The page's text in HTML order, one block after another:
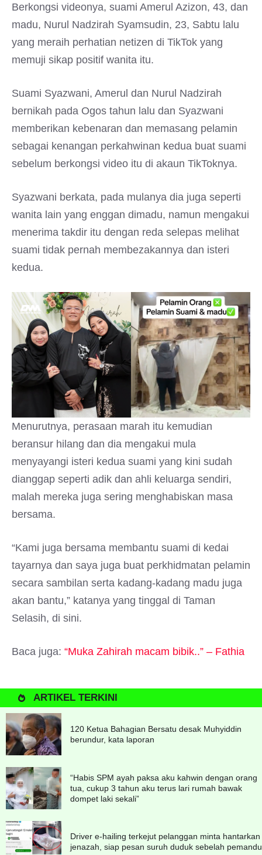
Berkongsi videonya, suami Amerul Azizon, 43, dan
madu, Nurul Nadzirah Syamsudin, 23, Sabtu lalu
yang meraih perhatian netizen di TikTok yang
memuji sikap positif wanita itu.
Suami Syazwani, Amerul dan Nurul Nadzirah
bernikah pada Ogos tahun lalu dan Syazwani
memberikan kebenaran dan memasang pelamin
sebagai kenangan perkahwinan kedua buat suami
sebelum berkongsi video itu di akaun TikToknya.
Syazwani berkata, pada mulanya dia juga seperti
wanita lain yang enggan dimadu, namun mengakui
menerima takdir itu dengan reda selepas melihat
suami tidak pernah membezakannya dan isteri
kedua.
Menurutnya, perasaan marah itu kemudian
beransur hilang dan dia mengakui mula
menyayangi isteri kedua suami yang kini sudah
dianggap seperti adik dan ahli keluarga sendiri,
malah mereka juga sering menghabiskan masa
bersama.
“Kami juga bersama membantu suami di kedai
tayarnya dan saya juga buat perkhidmatan pelamin
secara sambilan serta kadang-kadang madu juga
akan bantu,” katanya yang tinggal di Taman
Selasih, di sini.
Baca juga: “Muka Zahirah macam bibik..” – Fathia
ARTIKEL TERKINI
120 Ketua Bahagian Bersatu desak Muhyiddin
berundur, kata laporan
“Habis SPM ayah paksa aku kahwin dengan orang
tua, cukup 3 tahun aku terus lari rumah bawak
dompet laki sekali”
Driver e-hailing terkejut pelanggan minta hantarkan
jenazah, siap pesan suruh duduk sebelah pemandu